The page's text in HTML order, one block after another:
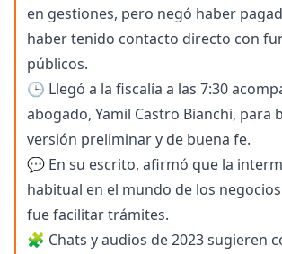
en gestiones, pero negó haber
haber tenido contacto directo con
públicos.
🕒 Llegó a la fiscalía a las 7:30
abogado, Yamil Castro Bianchi, para
versión preliminar y de buena fe.
💬 En su escrito, afirmó que la
habitual en el mundo de los
fue facilitar trámites.
🧩 Chats y audios de 2023 sugieren